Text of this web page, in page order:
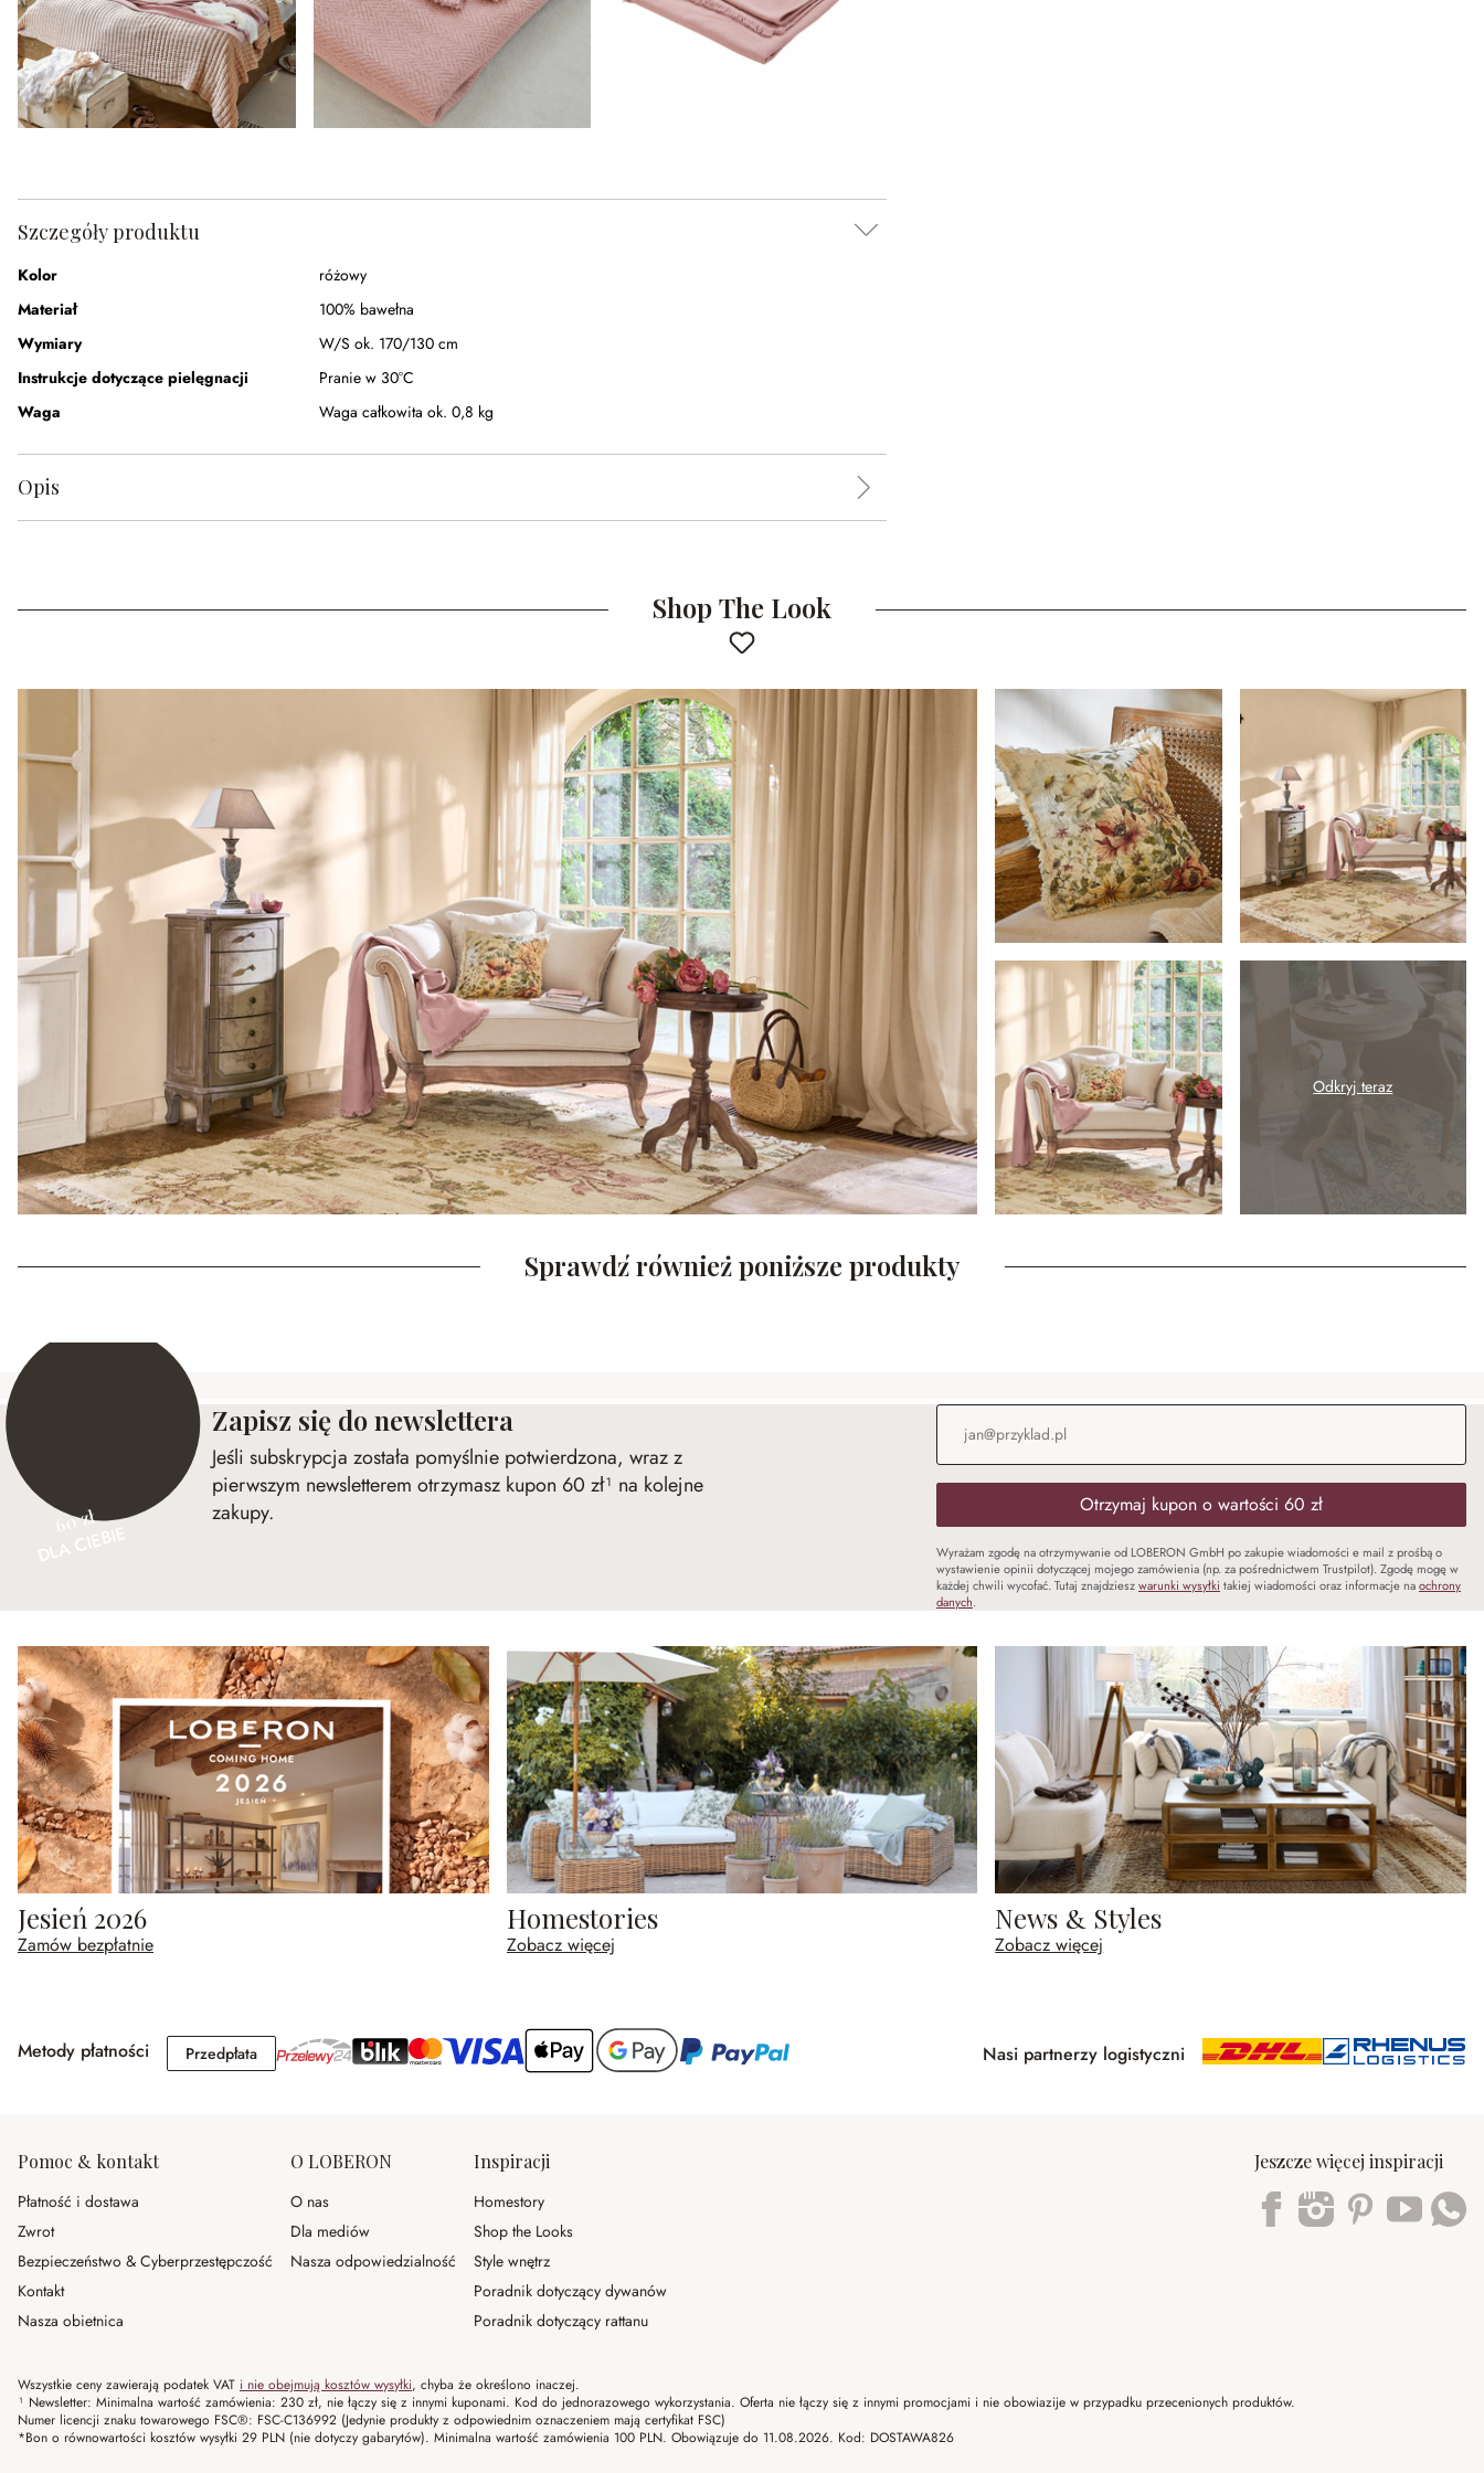
Szczegóły produktu
Kolor
różowy
Materiał
100% bawełna
Wymiary
W/S ok. 170/130 cm
Instrukcje dotyczące pielęgnacji
Pranie w 30°C
Waga
Waga całkowita ok. 0,8 kg
Opis
Shop The Look
Odkryj teraz
Sprawdź również poniższe produkty
60 zł
Zapisz się do newslettera
Jeśli subskrypcja została pomyślnie potwierdzona, wraz z
pierwszym newsletterem otrzymasz kupon 60 zł¹ na kolejne
zakupy.
Adres e-mail
Otrzymaj kupon o wartości 60 zł
Wyrażam zgodę na otrzymywanie od LOBERON GmbH po zakupie wiadomości e mail z prośbą o
wystawienie opinii dotyczącej mojego zamówienia (np. za pośrednictwem Trustpilot). Zgodę mogę w
każdej chwili wycofać. Tutaj znajdzieszwarunki wysyłki takiej wiadomości oraz informacje naochrony
danych.
Jesień 2026
Zamów bezpłatnie
Homestories
Zobacz więcej
News & Styles
Zobacz więcej
Metody płatności PrzedpłataPrzedpłata Nasi partnerzy logistyczni
Pomoc & kontakt
Płatność i dostawa
Zwrot
Bezpieczeństwo & Cyberprzestępczość
Kontakt
Nasza obietnica
O LOBERON
O nas
Dla mediów
Nasza odpowiedzialność
Inspiracji
Homestory
Shop the Looks
Style wnętrz
Poradnik dotyczący dywanów
Poradnik dotyczący rattanu
Jeszcze więcej inspiracji
Wszystkie ceny zawierają podatek VAT i nie obejmują kosztów wysyłki, chyba że określono inaczej.
¹ Newsletter: Minimalna wartość zamówienia: 230 zł, nie łączy się z innymi kuponami. Kod do jednorazowego wykorzystania. Oferta nie łączy się z innymi promocjami i nie obowiazije w przypadku przecenionych produktów.
Numer licencji znaku towarowego FSC®: FSC-C136992 (Jedynie produkty z odpowiednim oznaczeniem mają certyfikat FSC)
*Bon o równowartości kosztów wysyłki 29 PLN (nie dotyczy gabarytów). Minimalna wartość zamówienia 100 PLN. Obowiązuje do 11.08.2026. Kod: DOSTAWA826